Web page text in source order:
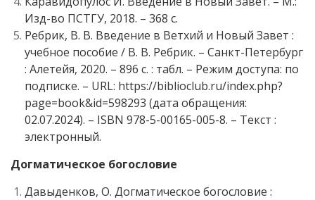
Изд-во ПСТГУ, 2018. – 368 с.
Ребрик, В. В. Введение в Ветхий и Новый Завет :
учебное пособие / В. В. Ребрик. – Санкт-Петербург
: Алетейя, 2020. – 896 с. : табл. – Режим доступа: по
подписке. – URL: https://biblioclub.ru/index.php?
page=book&id=598293 (дата обращения:
02.07.2024). – ISBN 978-5-00165-005-8. – Текст :
электронный.
Догматическое богословие
Давыденков, О. Догматическое богословие :